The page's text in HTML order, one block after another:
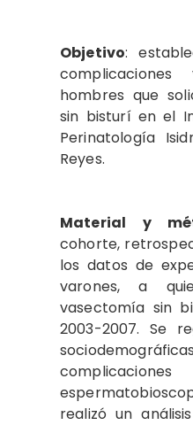
Objetivo:
hombres que
sin bisturí en el
Perinatología
Reyes.
Material y
cohorte,
los datos de
varones, a
vasectomía sin
2003-2007. Se
realizó un